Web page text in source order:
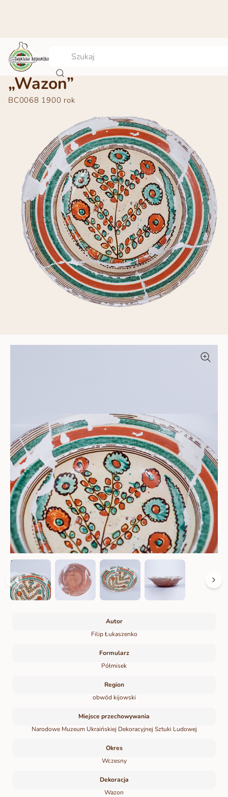
Półmisek tematyczny
„Wazon”
BC0068 1900 rok
Autor
Filip Łukaszenko
Formularz
Półmisek
Region
obwód kijowski
Miejsce przechowywania
Narodowe Muzeum Ukraińskiej Dekoracyjnej Sztuki Ludowej
Okres
Wczesny
Dekoracja
Wazon